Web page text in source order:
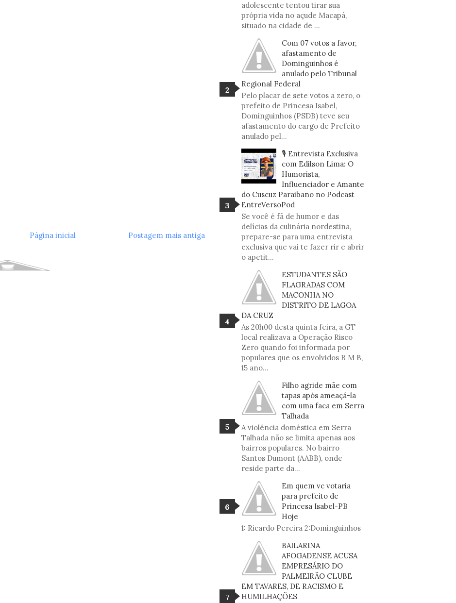
Postagem mais antiga
Página inicial
adolescente tentou tirar sua
própria vida no açude Macapá,
situado na cidade de ...
Com 07 votos a favor,
afastamento de
Dominguinhos é
anulado pelo Tribunal
Regional Federal
Pelo placar de sete votos a zero, o
prefeito de Princesa Isabel,
Dominguinhos (PSDB) teve seu
afastamento do cargo de Prefeito
anulado pel...
🎙️ Entrevista Exclusiva
com Edilson Lima: O
Humorista,
Influenciador e Amante
do Cuscuz Paraibano no Podcast
EntreVersoPod
Se você é fã de humor e das
delícias da culinária nordestina,
prepare-se para uma entrevista
exclusiva que vai te fazer rir e abrir
o apetit...
ESTUDANTES SÃO
FLAGRADAS COM
MACONHA NO
DISTRITO DE LAGOA
DA CRUZ
As 20h00 desta quinta feira, a GT
local realizava a Operação Risco
Zero quando foi informada por
populares que os envolvidos B M B,
15 ano...
Filho agride mãe com
tapas após ameaçá-la
com uma faca em Serra
Talhada
A violência doméstica em Serra
Talhada não se limita apenas aos
bairros populares. No bairro
Santos Dumont (AABB), onde
reside parte da...
Em quem vc votaria
para prefeito de
Princesa Isabel-PB
Hoje
1: Ricardo Pereira 2:Dominguinhos
BAILARINA
AFOGADENSE ACUSA
EMPRESÁRIO DO
PALMEIRÃO CLUBE
EM TAVARES, DE RACISMO E
HUMILHAÇÕES